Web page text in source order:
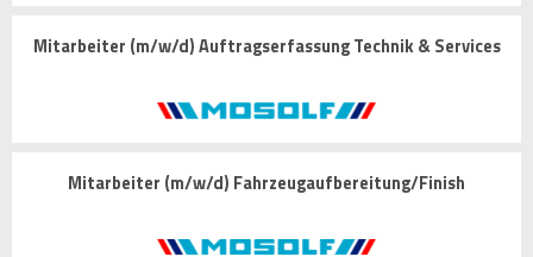
Mitarbeiter (m/w/d) Auftragserfassung Technik & Services
Mitarbeiter (m/w/d) Fahrzeugaufbereitung/Finish